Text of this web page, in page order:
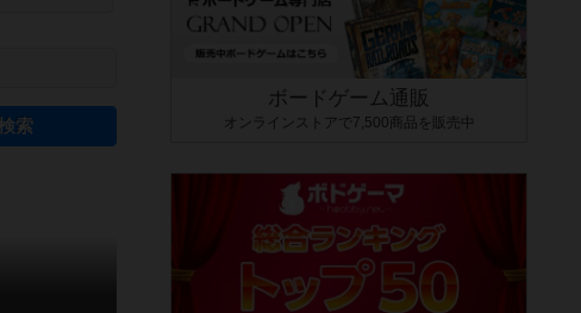
解できるよう、中世ファンタジー・クッキング・海賊同士の対決など、ゲームコンセプトを絞
。主にボードゲームに慣れている方向けの絞込機能です。例えば「ダイスロール」はランダ
ボードゲーム通販
オンラインストアで7,500商品を販売中